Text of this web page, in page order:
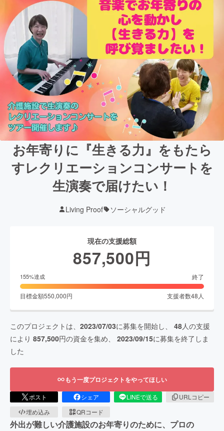
お年寄りに『生きる力』をもたら
すレクリエーションコンサートを
生演奏で届けたい！
Living Proof ソーシャルグッド
現在の支援総額
857,500円
155%達成 終了
目標金額550,000円 支援者数48 人
このプロジェクトは、 2023/07/03に募集を開始し、 48人の支援
により 857,500円の資金を集め、 2023/09/15に募集を終了しま
した
もう一度プロジェクトをやってほしい
ポスト シェア LINEで送る
URLコピー
埋め込み
QRコード
外出が難しい介護施設のお年寄りのために、プロの